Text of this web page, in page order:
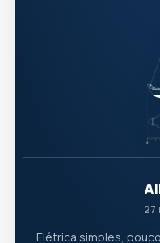
27
Elétrica simples,